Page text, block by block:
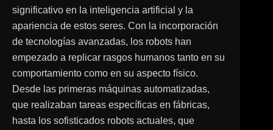
significativo en la inteligencia artificial y la
apariencia de estos seres. Con la incorporación
de tecnologías avanzadas, los robots han
empezado a replicar rasgos humanos tanto en su
comportamiento como en su aspecto físico.
Desde las primeras máquinas automatizadas,
que realizaban tareas específicas en fábricas,
hasta los sofisticados robots actuales, que